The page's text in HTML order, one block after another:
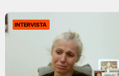
INTERVISTA